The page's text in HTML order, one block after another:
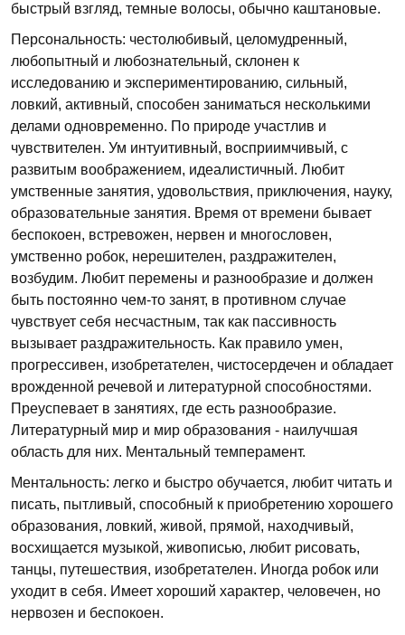
быстрый взгляд, темные волосы, обычно каштановые.
Персональность: честолюбивый, целомудренный,
любопытный и любознательный, склонен к
исследованию и экспериментированию, сильный,
ловкий, активный, способен заниматься несколькими
делами одновременно. По природе участлив и
чувствителен. Ум интуитивный, восприимчивый, с
развитым воображением, идеалистичный. Любит
умственные занятия, удовольствия, приключения, науку,
образовательные занятия. Время от времени бывает
беспокоен, встревожен, нервен и многословен,
умственно робок, нерешителен, раздражителен,
возбудим. Любит перемены и разнообразие и должен
быть постоянно чем-то занят, в противном случае
чувствует себя несчастным, так как пассивность
вызывает раздражительность. Как правило умен,
прогрессивен, изобретателен, чистосердечен и обладает
врожденной речевой и литературной способностями.
Преуспевает в занятиях, где есть разнообразие.
Литературный мир и мир образования - наилучшая
область для них. Ментальный темперамент.
Ментальность: легко и быстро обучается, любит читать и
писать, пытливый, способный к приобретению хорошего
образования, ловкий, живой, прямой, находчивый,
восхищается музыкой, живописью, любит рисовать,
танцы, путешествия, изобретателен. Иногда робок или
уходит в себя. Имеет хороший характер, человечен, но
нервозен и беспокоен.